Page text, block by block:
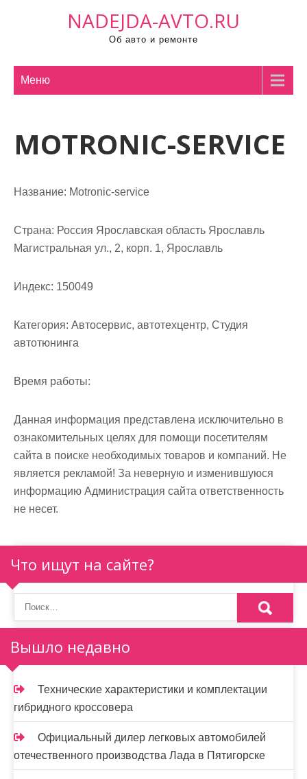
NADEJDA-AVTO.RU
Об авто и ремонте
Меню
MOTRONIC-SERVICE
Название: Motronic-service
Страна: Россия Ярославская область Ярославль
Магистральная ул., 2, корп. 1, Ярославль
Индекс: 150049
Категория: Автосервис, автотехцентр, Студия
автотюнинга
Время работы:
Данная информация представлена исключительно в
ознакомительных целях для помощи посетителям
сайта в поиске необходимых товаров и компаний. Не
является рекламой! За неверную и изменившуюся
информацию Администрация сайта ответственность
не несет.
Что ищут на сайте?
Вышло недавно
Технические характеристики и комплектации
гибридного кроссовера
Официальный дилер легковых автомобилей
отечественного производства Лада в Пятигорске